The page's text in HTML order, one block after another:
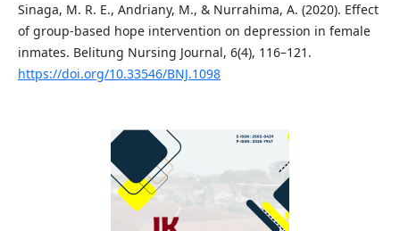
Sinaga, M. R. E., Andriany, M., & Nurrahima, A. (2020). Effect
of group-based hope intervention on depression in female
inmates. Belitung Nursing Journal, 6(4), 116–121.
https://doi.org/10.33546/BNJ.1098